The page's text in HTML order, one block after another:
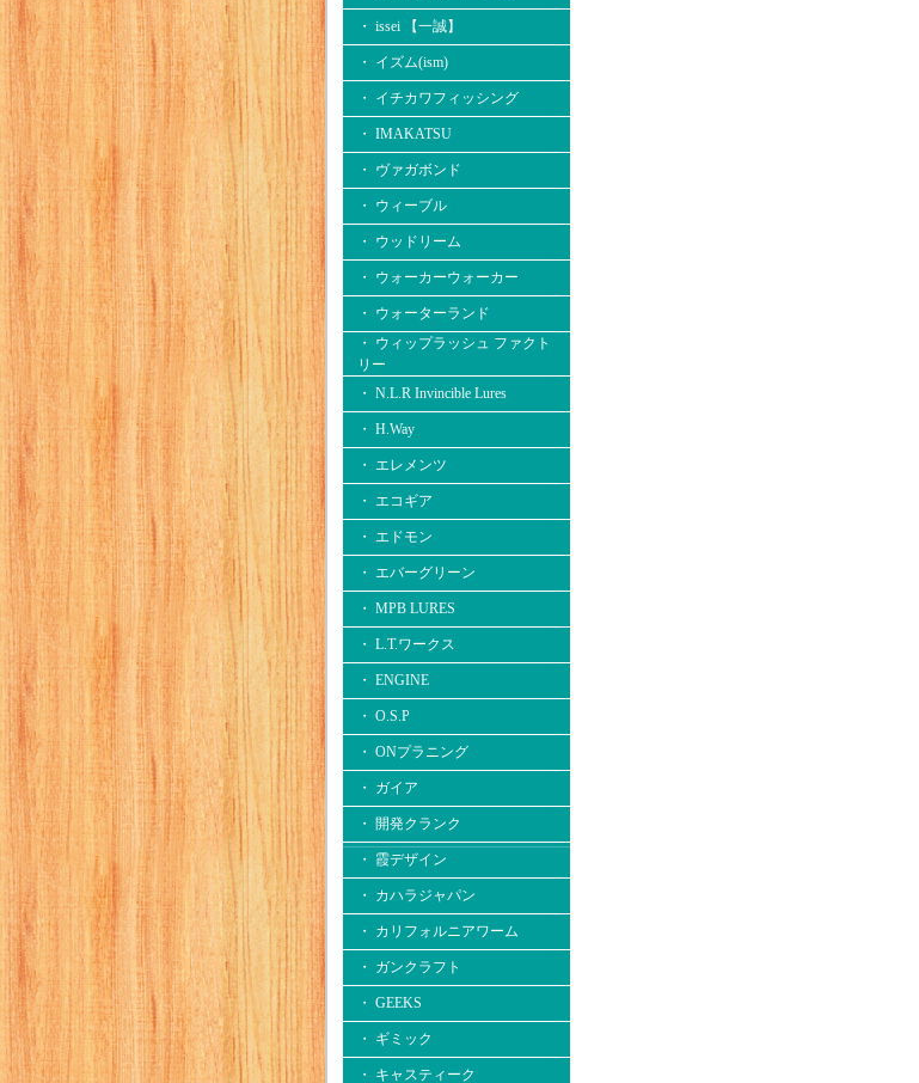
・ issei 【一誠】
・ イズム(ism)
・ イチカワフィッシング
・ IMAKATSU
・ ヴァガボンド
・ ウィーブル
・ ウッドリーム
・ ウォーカーウォーカー
・ ウォーターランド
・ ウィップラッシュ ファクト
リー
・ N.L.R Invincible Lures
・ H.Way
・ エレメンツ
・ エコギア
・ エドモン
・ エバーグリーン
・ MPB LURES
・ L.T.ワークス
・ ENGINE
・ O.S.P
・ ONプラニング
・ ガイア
・ 開発クランク
・ 霞デザイン
・ カハラジャパン
・ カリフォルニアワーム
・ ガンクラフト
・ GEEKS
・ ギミック
・ キャスティーク